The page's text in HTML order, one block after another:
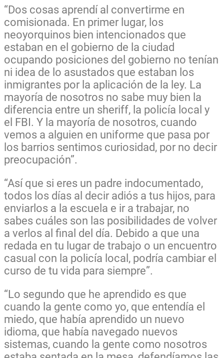
“Dos cosas aprendí al convertirme en
comisionada. En primer lugar, los
neoyorquinos bien intencionados que
estaban en el gobierno de la ciudad
ocupando posiciones del gobierno no tenían
ni idea de lo asustados que estaban los
inmigrantes por la aplicación de la ley. La
mayoría de nosotros no sabe muy bien la
diferencia entre un sheriff, la policía local y
el FBI. Y la mayoría de nosotros, cuando
vemos a alguien en uniforme que pasa por
los barrios sentimos curiosidad, por no decir
preocupación”.
“Así que si eres un padre indocumentado,
todos los días al decir adiós a tus hijos, para
enviarlos a la escuela e ir a trabajar, no
sabes cuáles son las posibilidades de volver
a verlos al final del día. Debido a que una
redada en tu lugar de trabajo o un encuentro
casual con la policía local, podría cambiar el
curso de tu vida para siempre”.
“Lo segundo que he aprendido es que
cuando la gente como yo, que entendía el
miedo, que había aprendido un nuevo
idioma, que había navegado nuevos
sistemas, cuando la gente como nosotros